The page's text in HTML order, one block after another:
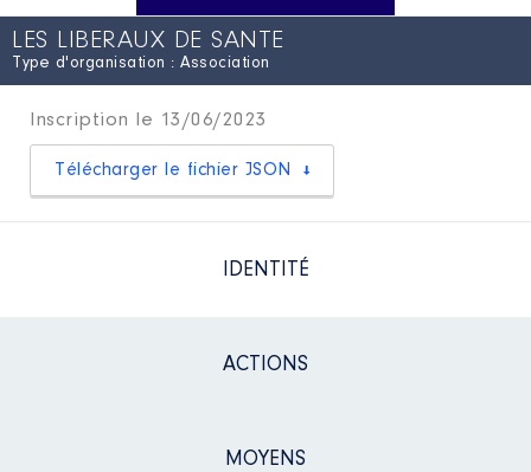
LES LIBERAUX DE SANTE
Type d'organisation : Association
Inscription le 13/06/2023
Télécharger le fichier JSON
IDENTITÉ
ACTIONS
MOYENS